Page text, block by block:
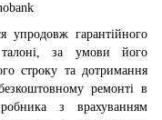
упродовж гарантійного
за умови його
строку та дотримання
ремонті в
з врахуванням